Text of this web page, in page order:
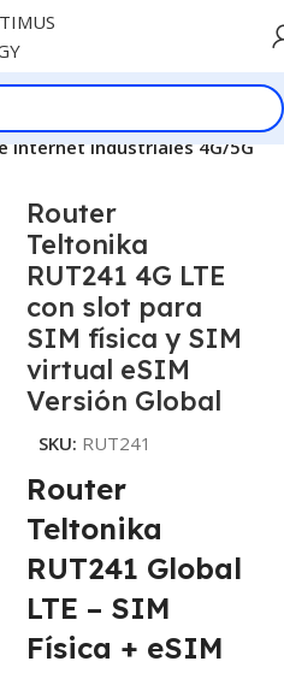
Internet Industriales 4G/5G
Router
Teltonika
RUT241 4G LTE
con slot para
SIM física y SIM
virtual eSIM
Versión Global
SKU: RUT241
Router
Teltonika
RUT241 Global
LTE – SIM
Física + eSIM